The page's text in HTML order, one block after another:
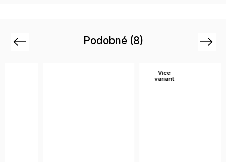
Podobné (8)
Previous Next